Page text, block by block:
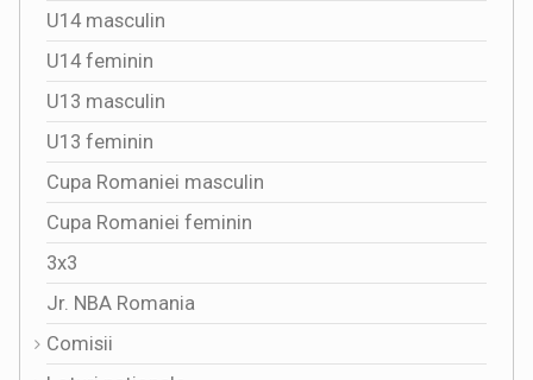
U14 masculin
U14 feminin
U13 masculin
U13 feminin
Cupa Romaniei masculin
Cupa Romaniei feminin
3x3
Jr. NBA Romania
Comisii